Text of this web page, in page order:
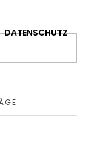
DATENSCHUTZ